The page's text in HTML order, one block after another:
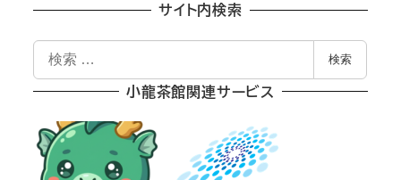
サイト内検索
検
索
検索
小龍茶館関連サービス